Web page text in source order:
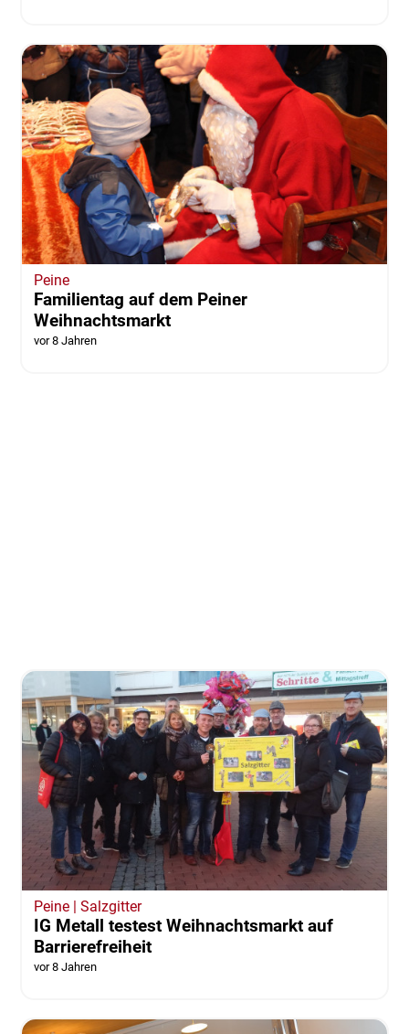
Peine
Familientag auf dem Peiner
Weihnachtsmarkt
vor 8 Jahren
Peine | Salzgitter
IG Metall testest Weihnachtsmarkt auf
Barrierefreiheit
vor 8 Jahren